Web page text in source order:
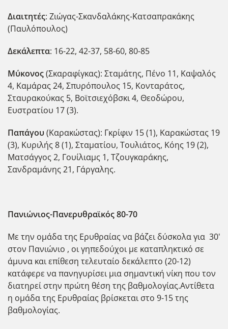
Διαιτητές: Ζιώγας-Σκανδαλάκης-Κατσαπρακάκης
(Παυλόπουλος)
Δεκάλεπτα: 16-22, 42-37, 58-60, 80-85
Μύκονος(Σκαραφίγκας): Σταμάτης, Πένο 11, Καψαλός
4, Καμάρας 24, Σπυρόπουλος 15, Κονταράτος,
Σταυρακούκας 5, Βοϊτσιεχόβσκι 4, Θεοδώρου,
Ευστρατίου 17 (3).
Παπάγου(Καρακώστας): Γκρίφιν 15 (1), Καρακώστας 19
(3), Κυριλής 8 (1), Σταματίου, Τουλιάτος, Κόης 19 (2),
Ματσάγγος 2, Γουίλιαμς 1, Τζουγκαράκης,
Σανδραμάνης 21, Γάργαλης.
Πανιώνιος-Πανερυθραϊκός 80-70
Με την ομάδα της Ερυθραίας να βάζει δύσκολα για 30'
στον Πανιώνιο , οι γηπεδούχοι με καταπληκτικό σε
άμυνα και επίθεση τελευταίο δεκάλεπτο (20-12)
κατάφερε να πανηγυρίσει μια σημαντική νίκη που τον
διατηρεί στην πρώτη θέση της βαθμολογίας.Αντίθετα
η ομάδα της Ερυθραίας βρίσκεται στο 9-15 της
βαθμολογίας.